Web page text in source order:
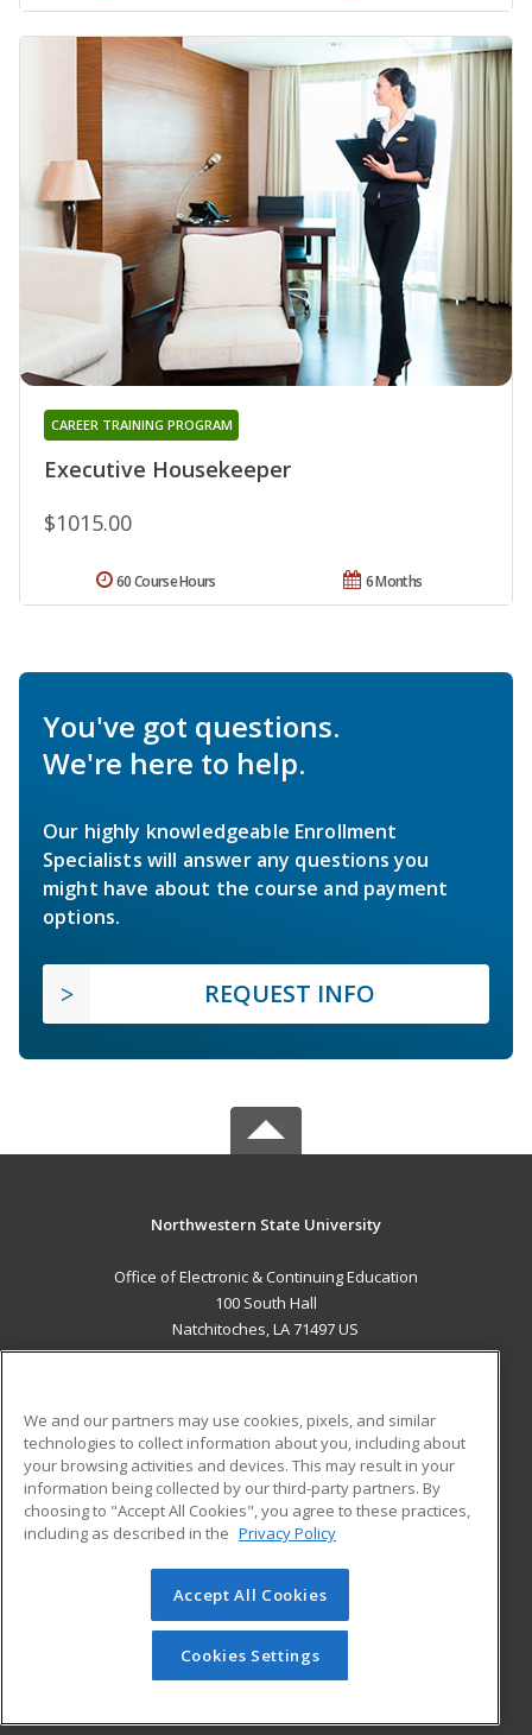
Executive Housekeeper
CAREER TRAINING PROGRAM
$1015.00
6 Months
60 Course Hours
You've got questions.
We're here to help.
Our highly knowledgeable Enrollment
Specialists will answer any questions you
might have about the course and payment
options.
REQUEST INFO
Northwestern State University
Office of Electronic & Continuing Education
100 South Hall
Natchitoches, LA 71497 US
ADDITIONAL RESOURCES
Military
Financial Assistance
Help
Student Blog
© 2026 ed2go, a division of Cengage Learning. All rights
reserved. The material on this site cannot be reproduced or
redistributed unless you have obtained prior written
permission from Cengage Learning.Privacy Policy
We and our partners may use cookies, pixels, and similar
technologies to collect information about you, including about
your browsing activities and devices. This may result in your
information being collected by our third-party partners. By
choosing to "Accept All Cookies", you agree to these practices,
including as described in the Privacy Policy
Accept All Cookies
Cookies Settings